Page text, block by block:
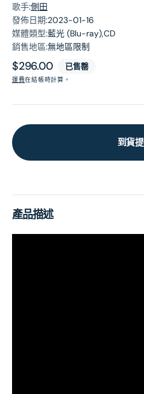
歌手:側田
發佈日期:2023-01-16
媒體類型:藍光 (Blu-ray),CD
銷售地區:無地區限制
原
價
$296.00 已售罄
運費在結帳時計算。
到貨
產品描述